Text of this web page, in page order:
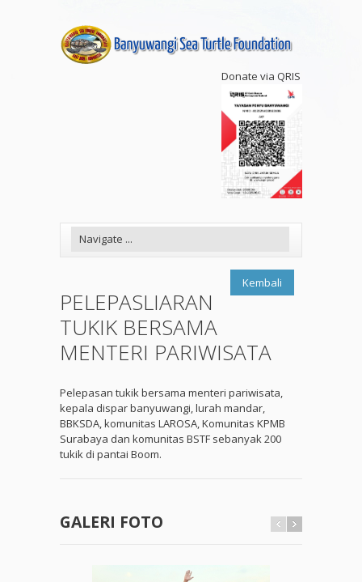
Donate via QRIS
Kembali
PELEPASLIARAN
TUKIK BERSAMA
MENTERI PARIWISATA
Pelepasan tukik bersama menteri pariwisata,
kepala dispar banyuwangi, lurah mandar,
BBKSDA, komunitas LAROSA, Komunitas KPMB
Surabaya dan komunitas BSTF sebanyak 200
tukik di pantai Boom.
GALERI FOTO